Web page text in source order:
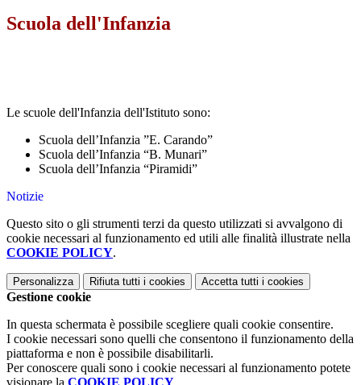
Scuola dell'Infanzia
Le scuole dell'Infanzia dell'Istituto sono:
Scuola dell’Infanzia ”E. Carando”
Scuola dell’Infanzia “B. Munari”
Scuola dell’Infanzia “Piramidi”
Notizie
Questo sito o gli strumenti terzi da questo utilizzati si avvalgono di
cookie necessari al funzionamento ed utili alle finalità illustrate nella
COOKIE POLICY.
Personalizza Rifiuta tutti i cookies Accetta tutti i cookies
Gestione cookie
In questa schermata è possibile scegliere quali cookie consentire.
I cookie necessari sono quelli che consentono il funzionamento della
piattaforma e non è possibile disabilitarli.
Per conoscere quali sono i cookie necessari al funzionamento potete